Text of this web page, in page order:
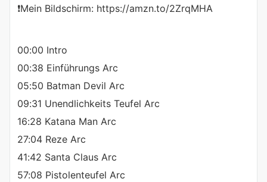
❗️Mein Bildschirm: https://amzn.to/2ZrqMHA
00:00 Intro
00:38 Einführungs Arc
05:50 Batman Devil Arc
09:31 Unendlichkeits Teufel Arc
16:28 Katana Man Arc
27:04 Reze Arc
41:42 Santa Claus Arc
57:08 Pistolenteufel Arc